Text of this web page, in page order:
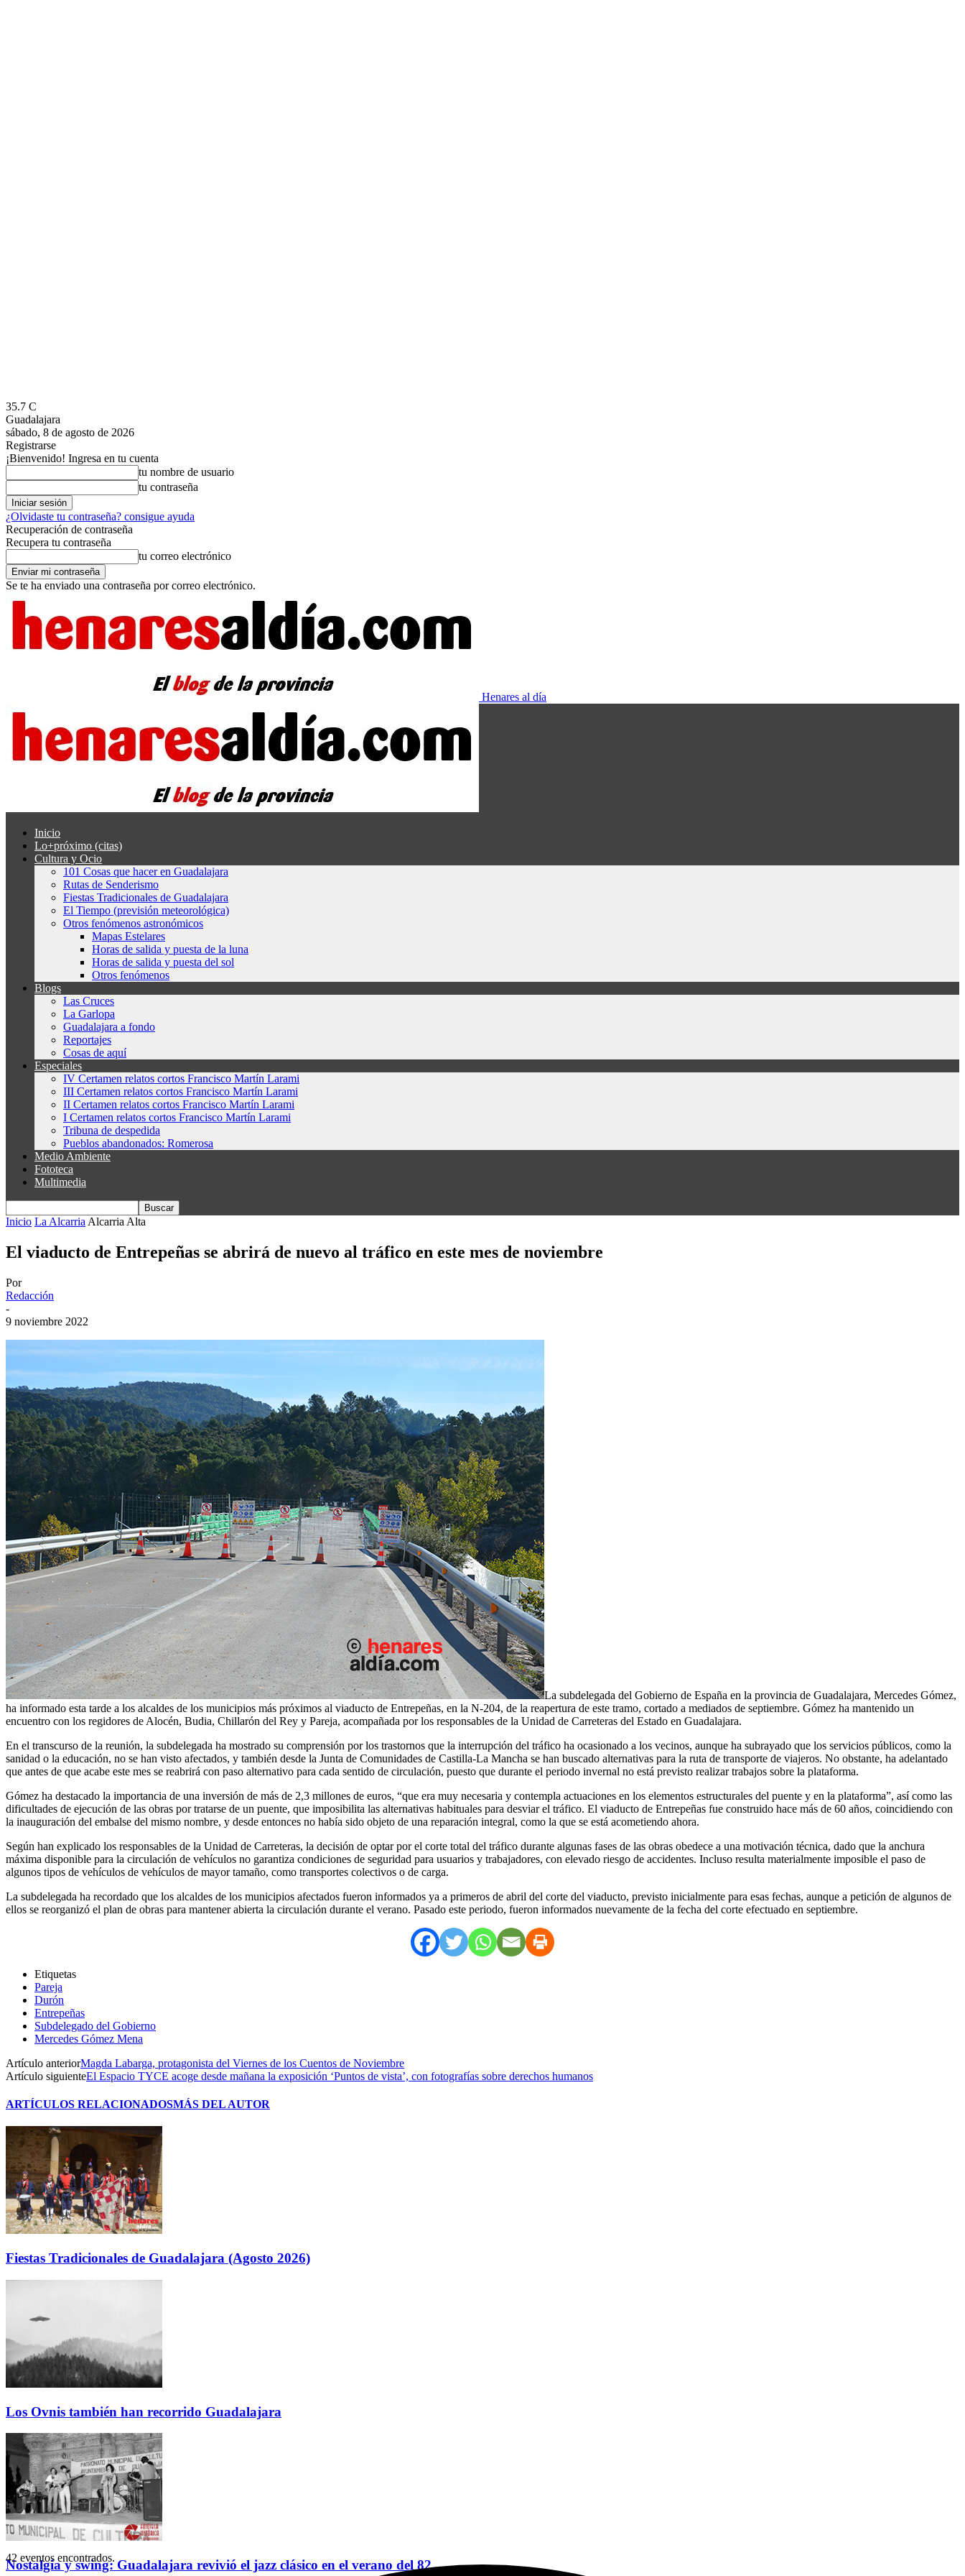
35.7 C
Guadalajara
sábado, 8 de agosto de 2026
Registrarse
¡Bienvenido! Ingresa en tu cuenta
tu nombre de usuario
tu contraseña
¿Olvidaste tu contraseña? consigue ayuda
Recuperación de contraseña
Recupera tu contraseña
tu correo electrónico
Se te ha enviado una contraseña por correo electrónico.
Henares al día
Inicio
Lo+próximo (citas)
Cultura y Ocio
101 Cosas que hacer en Guadalajara
Rutas de Senderismo
Fiestas Tradicionales de Guadalajara
El Tiempo (previsión meteorológica)
Otros fenómenos astronómicos
Mapas Estelares
Horas de salida y puesta de la luna
Horas de salida y puesta del sol
Otros fenómenos
Blogs
Las Cruces
La Garlopa
Guadalajara a fondo
Reportajes
Cosas de aquí
Especiales
IV Certamen relatos cortos Francisco Martín Larami
III Certamen relatos cortos Francisco Martín Larami
II Certamen relatos cortos Francisco Martín Larami
I Certamen relatos cortos Francisco Martín Larami
Tribuna de despedida
Pueblos abandonados: Romerosa
Medio Ambiente
Fototeca
Multimedia
Inicio La Alcarria Alcarria Alta
El viaducto de Entrepeñas se abrirá de nuevo al tráfico en este mes de noviembre
Por
Redacción
-
9 noviembre 2022
La subdelegada del Gobierno de España en la provincia de Guadalajara, Mercedes Gómez,
ha informado esta tarde a los alcaldes de los municipios más próximos al viaducto de Entrepeñas, en la N-204, de la reapertura de este tramo, cortado a mediados de septiembre. Gómez ha mantenido un
encuentro con los regidores de Alocén, Budia, Chillarón del Rey y Pareja, acompañada por los responsables de la Unidad de Carreteras del Estado en Guadalajara.
En el transcurso de la reunión, la subdelegada ha mostrado su comprensión por los trastornos que la interrupción del tráfico ha ocasionado a los vecinos, aunque ha subrayado que los servicios públicos, como la
sanidad o la educación, no se han visto afectados, y también desde la Junta de Comunidades de Castilla-La Mancha se han buscado alternativas para la ruta de transporte de viajeros. No obstante, ha adelantado
que antes de que acabe este mes se reabrirá con paso alternativo para cada sentido de circulación, puesto que durante el periodo invernal no está previsto realizar trabajos sobre la plataforma.
Gómez ha destacado la importancia de una inversión de más de 2,3 millones de euros, “que era muy necesaria y contempla actuaciones en los elementos estructurales del puente y en la plataforma”, así como las
dificultades de ejecución de las obras por tratarse de un puente, que imposibilita las alternativas habituales para desviar el tráfico. El viaducto de Entrepeñas fue construido hace más de 60 años, coincidiendo con
la inauguración del embalse del mismo nombre, y desde entonces no había sido objeto de una reparación integral, como la que se está acometiendo ahora.
Según han explicado los responsables de la Unidad de Carreteras, la decisión de optar por el corte total del tráfico durante algunas fases de las obras obedece a una motivación técnica, dado que la anchura
máxima disponible para la circulación de vehículos no garantiza condiciones de seguridad para usuarios y trabajadores, con elevado riesgo de accidentes. Incluso resulta materialmente imposible el paso de
algunos tipos de vehículos de vehículos de mayor tamaño, como transportes colectivos o de carga.
La subdelegada ha recordado que los alcaldes de los municipios afectados fueron informados ya a primeros de abril del corte del viaducto, previsto inicialmente para esas fechas, aunque a petición de algunos de
ellos se reorganizó el plan de obras para mantener abierta la circulación durante el verano. Pasado este periodo, fueron informados nuevamente de la fecha del corte efectuado en septiembre.
Etiquetas
Pareja
Durón
Entrepeñas
Subdelegado del Gobierno
Mercedes Gómez Mena
Artículo anteriorMagda Labarga, protagonista del Viernes de los Cuentos de Noviembre
Artículo siguienteEl Espacio TYCE acoge desde mañana la exposición ‘Puntos de vista’, con fotografías sobre derechos humanos
ARTÍCULOS RELACIONADOSMÁS DEL AUTOR
Fiestas Tradicionales de Guadalajara (Agosto 2026)
Los Ovnis también han recorrido Guadalajara
Nostalgia y swing: Guadalajara revivió el jazz clásico en el verano del 82
42 eventos encontrados.